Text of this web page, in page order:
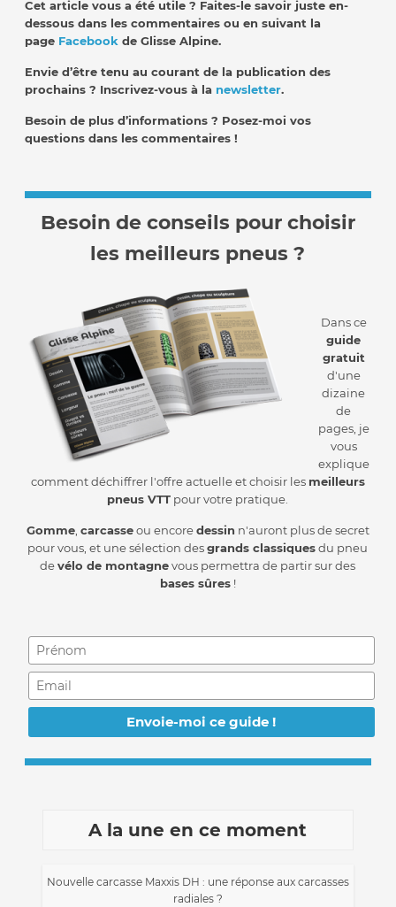
Cet article vous a été utile ? Faites-le savoir juste en-
dessous dans les commentaires ou en suivant la
page Facebook de Glisse Alpine.
Envie d’être tenu au courant de la publication des
prochains ? Inscrivez-vous à la newsletter.
Besoin de plus d’informations ? Posez-moi vos
questions dans les commentaires !
Besoin de conseils pour choisir
les meilleurs pneus ?
Dans ce
guide
gratuit
d'une
dizaine
de
pages, je
vous
explique
comment déchiffrer l'offre actuelle et choisir les meilleurs
pneus VTT pour votre pratique.
Gomme, carcasseou encoredessin n'auront plus de secret
pour vous, et une sélection desgrands classiquesdu pneu
devélo de montagnevous permettra de partir sur des
bases sûres!
A la une en ce moment
Nouvelle carcasse Maxxis DH : une réponse aux carcasses
radiales ?